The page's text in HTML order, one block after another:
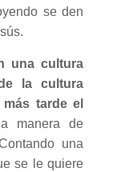
se den
una cultura
la cultura
tarde el
manera de
una
se le quiere